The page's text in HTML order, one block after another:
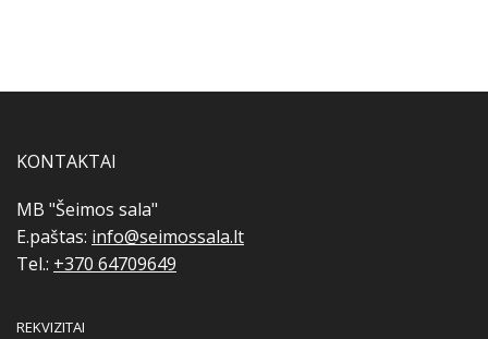
KONTAKTAI
MB "Šeimos sala"
E.paštas: info@seimossala.lt
Tel.: +370 64709649
REKVIZITAI